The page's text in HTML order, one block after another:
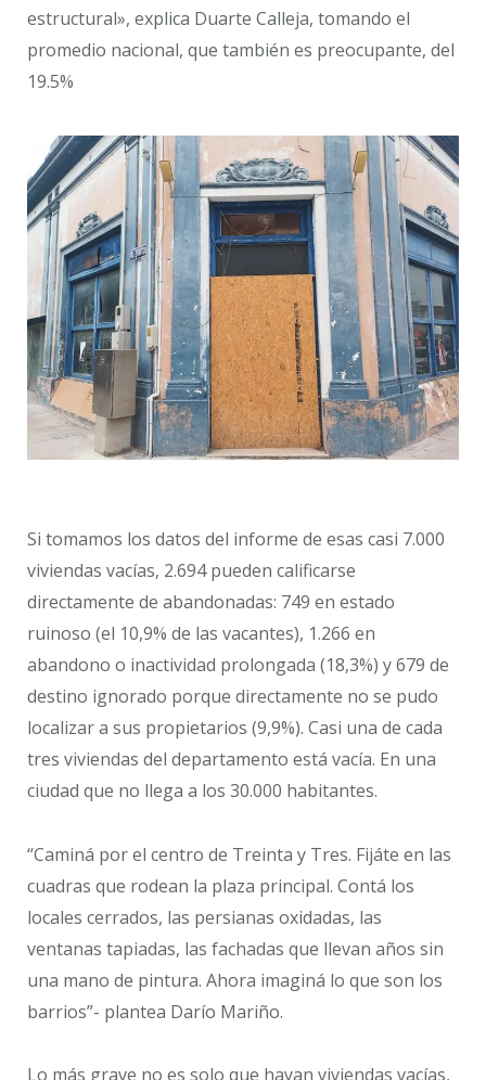
estructural», explica Duarte Calleja, tomando el
promedio nacional, que también es preocupante, del
19.5%
Si tomamos los datos del informe de esas casi 7.000
viviendas vacías, 2.694 pueden calificarse
directamente de abandonadas: 749 en estado
ruinoso (el 10,9% de las vacantes), 1.266 en
abandono o inactividad prolongada (18,3%) y 679 de
destino ignorado porque directamente no se pudo
localizar a sus propietarios (9,9%). Casi una de cada
tres viviendas del departamento está vacía. En una
ciudad que no llega a los 30.000 habitantes.
“Caminá por el centro de Treinta y Tres. Fijáte en las
cuadras que rodean la plaza principal. Contá los
locales cerrados, las persianas oxidadas, las
ventanas tapiadas, las fachadas que llevan años sin
una mano de pintura. Ahora imaginá lo que son los
barrios”- plantea Darío Mariño.
Lo más grave no es solo que hayan viviendas vacías,